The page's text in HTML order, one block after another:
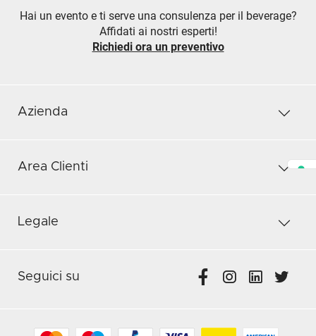
Hai un evento e ti serve una consulenza per il beverage?
Affidati ai nostri esperti!
Richiedi ora un preventivo
Azienda
Area Clienti
Legale
Seguici su